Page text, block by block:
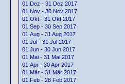
01.Dez - 31 Dez 2017
01.Nov - 30 Nov 2017
01.Okt - 31 Okt 2017
01.Sep - 30 Sep 2017
01.Aug - 31 Aug 2017
01.Jul - 31 Jul 2017
01.Jun - 30 Jun 2017
01.Mai - 31 Mai 2017
01.Apr - 30 Apr 2017
01.Mär - 31 Mär 2017
01.Feb - 28 Feb 2017